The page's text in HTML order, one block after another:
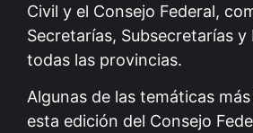
Civil y el Consejo Federal,
Secretarías, Subsecretarías
todas las provincias.
Algunas de las temáticas
esta edición del Consejo